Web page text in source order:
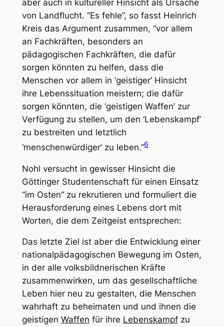
aber auch in kultureller Hinsicht als Ursache
von Landflucht. “Es fehle”, so fasst Heinrich
Kreis das Argument zusammen, “vor allem
an Fachkräften, besonders an
pädagogischen Fachkräften, die dafür
sorgen könnten zu helfen, dass die
Menschen vor allem in ‘geistiger’ Hinsicht
ihre Lebenssituation meistern; die dafür
sorgen könnten, die ‘geistigen Waffen’ zur
Verfügung zu stellen, um den ‘Lebenskampf’
zu bestreiten und letztlich
‘menschenwürdiger’ zu leben.”6
Nohl versucht in gewisser Hinsicht die
Göttinger Studentenschaft für einen Einsatz
“im Osten” zu rekrutieren und formuliert die
Herausforderung eines Lebens dort mit
Worten, die dem Zeitgeist entsprechen:
Das letzte Ziel ist aber die Entwicklung einer
nationalpädagogischen Bewegung im Osten,
in der alle volksbildnerischen Kräfte
zusammenwirken, um das gesellschaftliche
Leben hier neu zu gestalten, die Menschen
wahrhaft zu beheimaten und und ihnen die
geistigen Waffen für ihre Lebenskampfzu